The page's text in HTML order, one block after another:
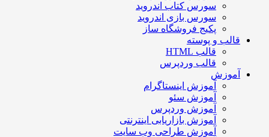
سورس کتاب اندروید
سورس بازی اندروید
پکیج فروشگاه ساز
قالب و پوسته
قالب HTML
قالب وردپرس
آموزش
آموزش اینستاگرام
آموزش سئو
آموزش وردپرس
آموزش بازاریابی اینترنتی
آموزش طراحی وب سایت